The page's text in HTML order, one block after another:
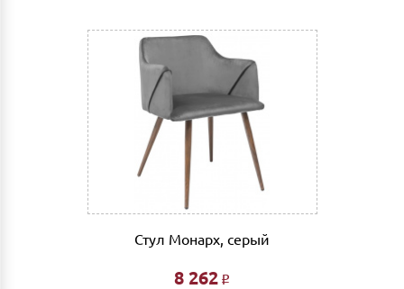
Выгрузка и сборка
Подъем мебели до первого этажа или любого этажа
при наличии исправного лифта 400 руб., подъем без
лифта 200 руб/этаж.
Сборка мебели рассчитывается автоматически при
совершении заказа в интернет магазине и является
фиксированной- 3% от стоимости заказа.
Дата доставки, выгрузки и сборки обговаривается
индивидуально.
Ждем Вас в нашем салоне и желаем Вам приятных
Стул Монарх, серый
8 262 Р